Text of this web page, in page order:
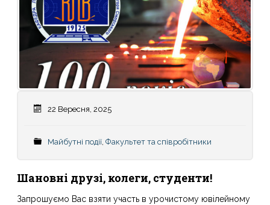
22 Вересня, 2025
Майбутні події, Факультет та співробітники
Шановні друзі, колеги, студенти!
Запрошуємо Вас взяти участь в урочистому ювілейному